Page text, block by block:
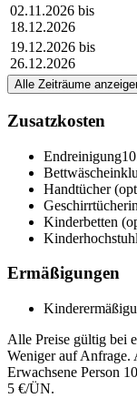
02.11.2026 bis
18.12.2026
19.12.2026 bis
26.12.2026
Alle Zeiträume
Zusatzkosten
Endreinigung
Bettwäsche
Handtücher
Geschirrtücher
Kinderbetten
Kinderhochstuhl
Ermäßigungen
Alle Preise gültig bei
Weniger auf Anfrage.
Erwachsene Person
5 €/ÜN.